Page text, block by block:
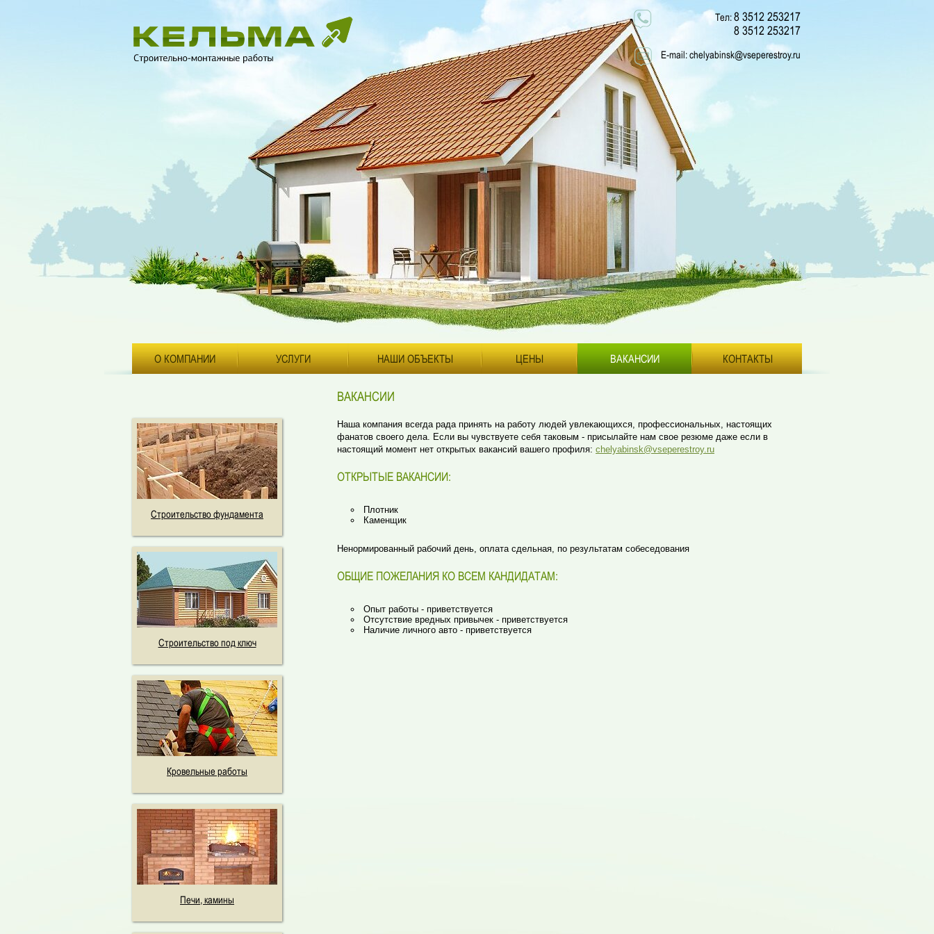
Тел:8 3512 253217
8 3512 253217
E-mail:chelyabinsk@vseperestroy.ru
О КОМПАНИИ УСЛУГИ НАШИ ОБЪЕКТЫ ЦЕНЫ ВАКАНСИИ КОНТАКТЫ
Строительство фундамента
Строительство под ключ
Кровельные работы
Печи, камины
ВАКАНСИИ
Наша компания всегда рада принять на работу людей увлекающихся, профессиональных, настоящих
фанатов своего дела. Если вы чувствуете себя таковым - присылайте нам свое резюме даже если в
настоящий момент нет открытых вакансий вашего профиля: chelyabinsk@vseperestroy.ru
ОТКРЫТЫЕ ВАКАНСИИ:
Плотник
Каменщик
Ненормированный рабочий день, оплата сдельная, по результатам собеседования
ОБЩИЕ ПОЖЕЛАНИЯ КО ВСЕМ КАНДИДАТАМ:
Опыт работы - приветствуется
Отсутствие вредных привычек - приветствуется
Наличие личного авто - приветствуется